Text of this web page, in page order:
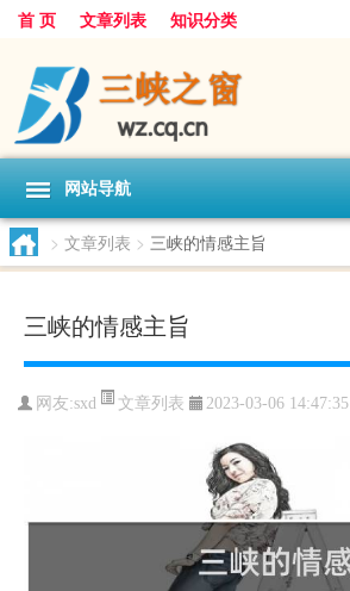
首 页 文章列表 知识分类
网站导航
> 文章列表 > 三峡的情感主旨
三峡的情感主旨
网友:sxd 文章列表 2023-03-06 14:47:35